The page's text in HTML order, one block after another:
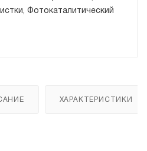
Фотокаталитический
ХАРАКТЕРИСТИКИ